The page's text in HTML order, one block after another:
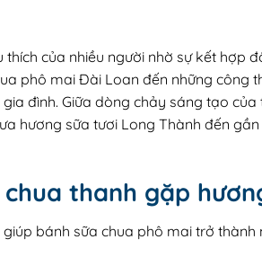
của nhiều người nhờ sự kết hợp
phô mai Đài Loan đến những công
đình. Giữa dòng chảy sáng tạo
hương sữa tươi Long Thành đến
thanh gặp
bánh sữa chua phô mai trở